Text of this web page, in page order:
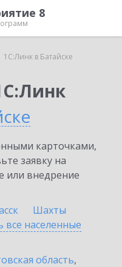
8
1С:Линк в Батайске
карточками,
заявку на
или внедрение
Шахты
все населенные
область,